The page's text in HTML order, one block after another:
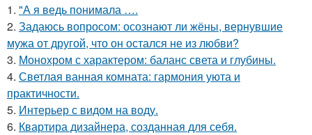
1. "А я ведь понимала ….
2. Задаюсь вопросом: осознают ли жёны, вернувшие
мужа от другой, что он остался не из любви?
3. Монохром с характером: баланс света и глубины.
4. Светлая ванная комната: гармония уюта и
практичности.
5. Интерьер с видом на воду.
6. Квартира дизайнера, созданная для себя.